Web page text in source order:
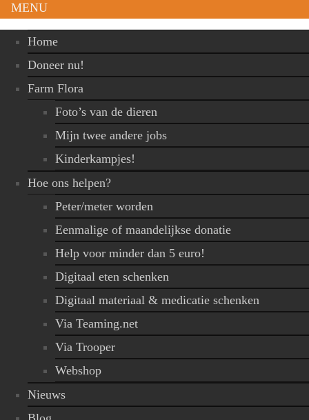
MENU
Home
Doneer nu!
Farm Flora
Foto’s van de dieren
Mijn twee andere jobs
Kinderkampjes!
Hoe ons helpen?
Peter/meter worden
Eenmalige of maandelijkse donatie
Help voor minder dan 5 euro!
Digitaal eten schenken
Digitaal materiaal & medicatie schenken
Via Teaming.net
Via Trooper
Webshop
Nieuws